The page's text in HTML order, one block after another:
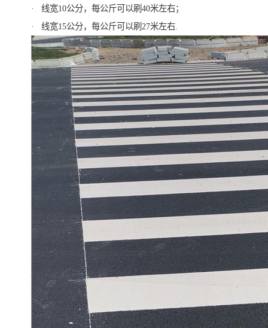
· 线宽10公分，每公斤可以刷40米左右；
· 线宽15公分，每公斤可以刷27米左右.